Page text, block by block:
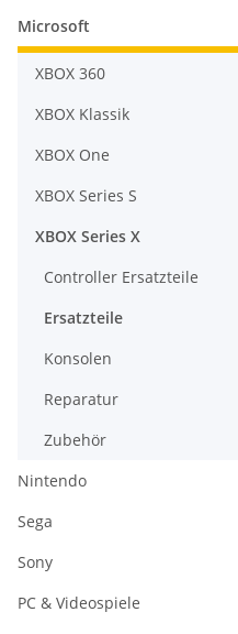
Microsoft
XBOX 360
XBOX Klassik
XBOX One
XBOX Series S
XBOX Series X
Controller Ersatzteile
Ersatzteile
Konsolen
Reparatur
Zubehör
Nintendo
Sega
Sony
PC & Videospiele